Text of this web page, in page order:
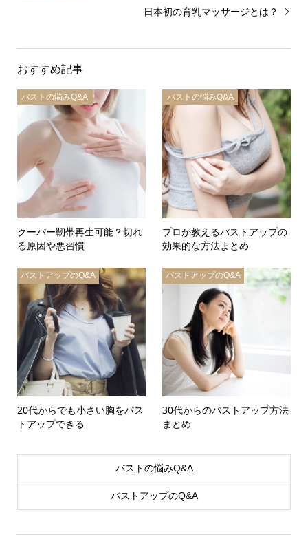
日本初の育乳マッサージとは？
おすすめ記事
バストの悩みQ&A
クーパー靭帯再生可能？切れ
る原因や悪習慣
バストの悩みQ&A
プロが教えるバストアップの
効果的な方法まとめ
バストアップのQ&A
20代からでも小さい胸をバス
トアップできる
バストアップのQ&A
30代からのバストアップ方法
まとめ
バストの悩みQ&A
バストアップのQ&A